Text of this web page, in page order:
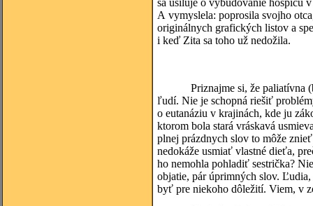
sa usiluje o vybudovanie hospicu
A vymyslela: poprosila svojho
originálnych grafických listov a
i keď Zita sa toho už nedožila.
Priznajme si, že paliatívna
ľudí. Nie je schopná riešiť
o eutanáziu v krajinách, kde ju
ktorom bola stará vráskavá
plnej prázdnych slov to môže
nedokáže usmiať vlastné dieťa,
ho nemohla pohladiť sestrička?
objatie, pár úprimných slov.
byť pre niekoho dôležití. Viem, v